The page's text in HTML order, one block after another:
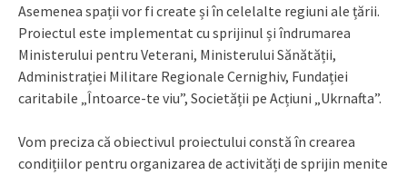
Asemenea spații vor fi create și în celelalte regiuni ale țării.
Proiectul este implementat cu sprijinul și îndrumarea
Ministerului pentru Veterani, Ministerului Sănătății,
Administrației Militare Regionale Cernighiv, Fundației
caritabile „Întoarce-te viu”, Societății pe Acțiuni „Ukrnafta”.
Vom preciza că obiectivul proiectului constă în crearea
condițiilor pentru organizarea de activități de sprijin menite